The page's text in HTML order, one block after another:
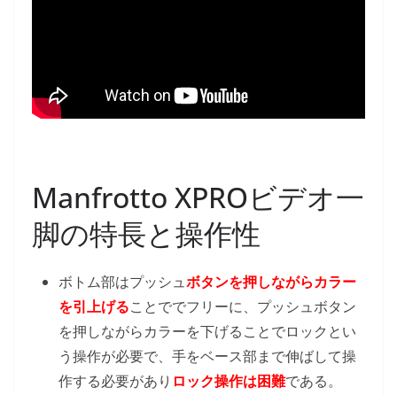
Manfrotto XPROビデオ一
脚の特長と操作性
ボトム部はプッシュボタンを押しながらカラー
を引上げることででフリーに、プッシュボタン
を押しながらカラーを下げることでロックとい
う操作が必要で、手をベース部まで伸ばして操
作する必要があり ロック操作は困難である。